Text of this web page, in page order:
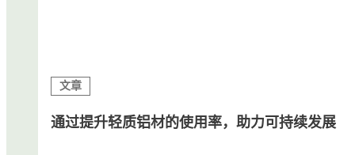
文章
通过提升轻质铝材的使用率，助力可持续发展